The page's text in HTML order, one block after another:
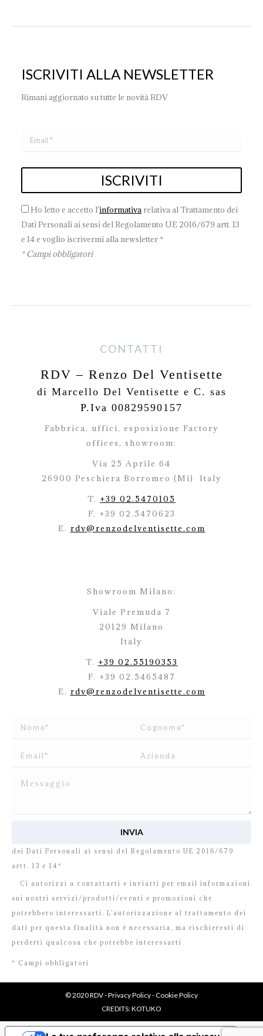
ISCRIVITI ALLA NEWSLETTER
Rimani aggiornato su tutte le novità RDV
Ho letto e accetto l'informativa relativa al Trattamento dei
Dati Personali ai sensi del Regolamento UE 2016/679 artt. 13
e 14 e voglio iscrivermi alla newsletter *
* Campi obbligatori
CONTATTI
RDV – Renzo Del Ventisette
di Marcello Del Ventisette e C. sas
P.Iva 00829590157
Fabbrica, uffici, esposizione Factory
offices, showroom:
Via 25 Aprile 64
26900 Peschiera Borromeo (Mi)
Italy
T. +39 02.5470105
F. +39 02.5470623
E. rdv@renzodelventisette.com
Showroom Milano:
Viale Premuda 7
20129 Milano
Italy
T. +39 02.55190353
F. +39 02.5465487
E. rdv@renzodelventisette.com
dei Dati Personali ai sensi del Regolamento UE 2016/679
artt. 13 e 14*
Ci autorizzi a contattarti e inviarti per email informazioni
sui nostri servizi/prodotti/eventi e promozioni che
potrebbero interessarti. L’autorizzazione al trattamento dei
dati per questa finalità non è necessaria, ma rischieresti di
perderti qualcosa che potrebbe interessarti
* Campi obbligatori
© 2020 RDV -Privacy Policy-Cookie Policy
CREDITS:KOTUKO